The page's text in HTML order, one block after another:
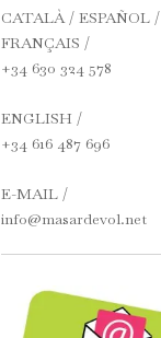
CATALÀ / ESPAÑOL /
FRANÇAIS /
+34 630 324 578
ENGLISH /
+34 616 487 696
E-MAIL /
info@masardevol.net